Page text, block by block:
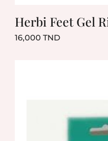
Herbi Feet Gel
16,000 TNDPrix